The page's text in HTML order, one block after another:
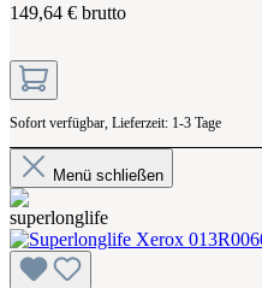
149,64 € brutto
Sofort verfügbar, Lieferzeit: 1-3 Tage
Menü schließen